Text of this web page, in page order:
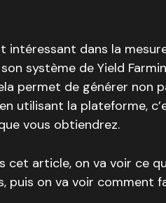
intéressant dans la
système de Yield
permet de générer non
utilisant la plateforme,
vous obtiendrez.
article, on va voir ce
puis on va voir comment